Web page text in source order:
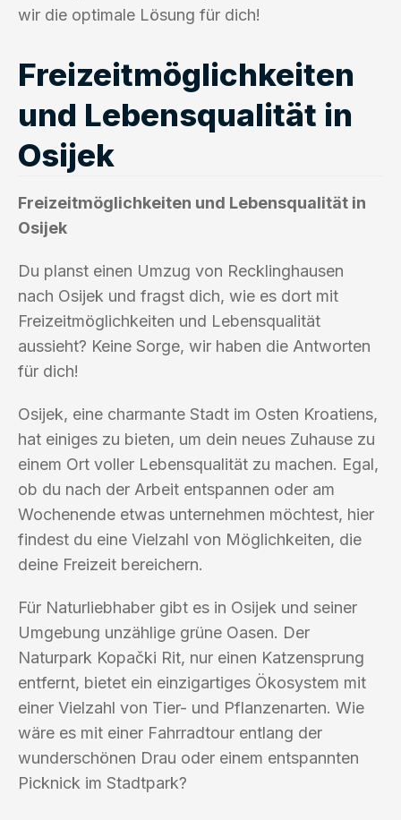
wir die optimale Lösung für dich!
Freizeitmöglichkeiten
und Lebensqualität in
Osijek
Freizeitmöglichkeiten und Lebensqualität in
Osijek
Du planst einen Umzug von Recklinghausen
nach Osijek und fragst dich, wie es dort mit
Freizeitmöglichkeiten und Lebensqualität
aussieht? Keine Sorge, wir haben die Antworten
für dich!
Osijek, eine charmante Stadt im Osten Kroatiens,
hat einiges zu bieten, um dein neues Zuhause zu
einem Ort voller Lebensqualität zu machen. Egal,
ob du nach der Arbeit entspannen oder am
Wochenende etwas unternehmen möchtest, hier
findest du eine Vielzahl von Möglichkeiten, die
deine Freizeit bereichern.
Für Naturliebhaber gibt es in Osijek und seiner
Umgebung unzählige grüne Oasen. Der
Naturpark Kopački Rit, nur einen Katzensprung
entfernt, bietet ein einzigartiges Ökosystem mit
einer Vielzahl von Tier- und Pflanzenarten. Wie
wäre es mit einer Fahrradtour entlang der
wunderschönen Drau oder einem entspannten
Picknick im Stadtpark?